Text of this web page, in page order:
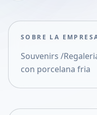
Compartir en X
SOBRE LA
Souvenirs /
con porcelana fria